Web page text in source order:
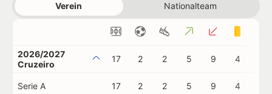
Verein Nationalteam
2026/2027
Cruzeiro
17 2 2 5 9 4
Serie A 17 2 2 5 9 4